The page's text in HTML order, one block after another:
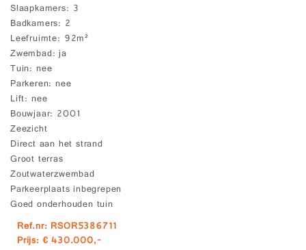
Slaapkamers 3
Badkamers 2
Leefruimte 92m²
Zwembad ja
Tuin nee
Parkeren nee
Lift nee
Bouwjaar 2001
Zeezicht
Direct aan het strand
Groot terras
Zoutwaterzwembad
Parkeerplaats inbegrepen
Goed onderhouden tuin
Ref.nr: RSOR5386711
Prijs: € 430.000,-